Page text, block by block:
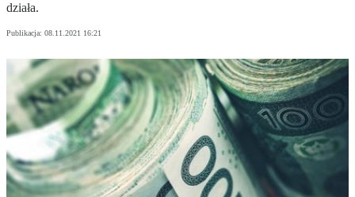
działa.
Publikacja: 08.11.2021 16:21